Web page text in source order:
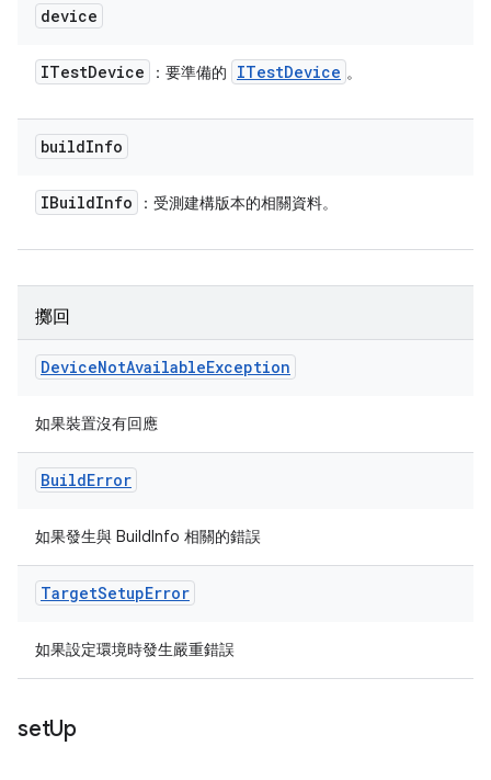
device
ITestDevice ：要準備的 ITestDevice 。
buildInfo
IBuildInfo ：受測建構版本的相關資料。
擲回
DeviceNotAvailableException
如果裝置沒有回應
BuildError
如果發生與 BuildInfo 相關的錯誤
TargetSetupError
如果設定環境時發生嚴重錯誤
setUp